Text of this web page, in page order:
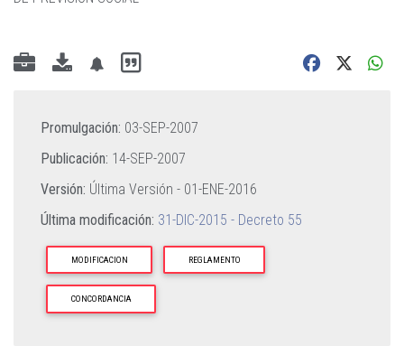
Promulgación: 03-SEP-2007
Publicación: 14-SEP-2007
Versión: Última Versión - 01-ENE-2016
Última modificación: 31-DIC-2015 - Decreto 55
MODIFICACION REGLAMENTO
CONCORDANCIA